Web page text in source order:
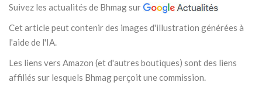
Suivez les actualités de Bhmag sur
Cet article peut contenir des images d'illustration générées à
l'aide de l'IA.
Les liens vers Amazon (et d'autres boutiques) sont des liens
affiliés sur lesquels Bhmag perçoit une commission.